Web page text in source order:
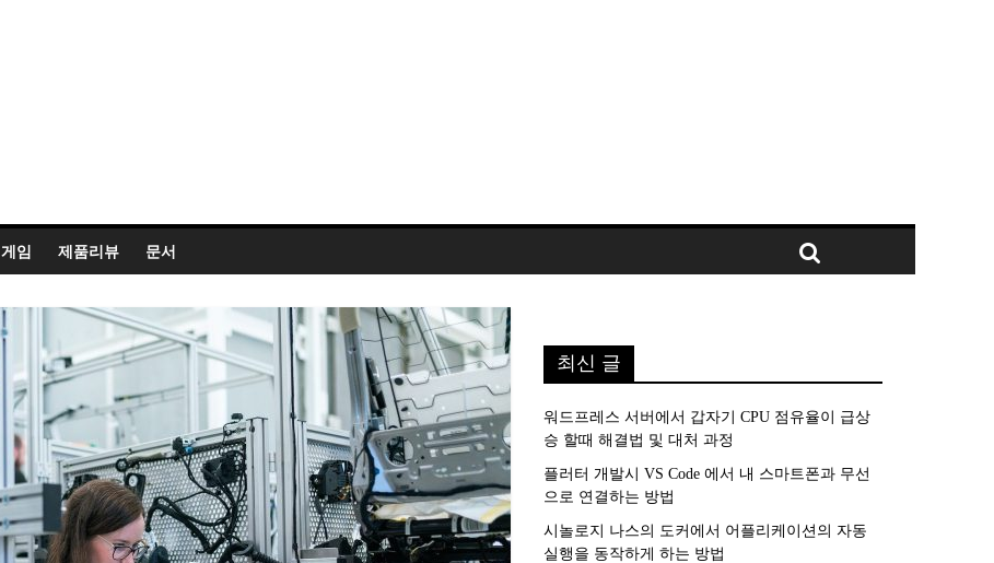
게임 제품리뷰 문서
최신 글
워드프레스 서버에서 갑자기 CPU 점유율이 급상
승 할때 해결법 및 대처 과정
플러터 개발시 VS Code 에서 내 스마트폰과 무선
으로 연결하는 방법
시놀로지 나스의 도커에서 어플리케이션의 자동
실행을 동작하게 하는 방법